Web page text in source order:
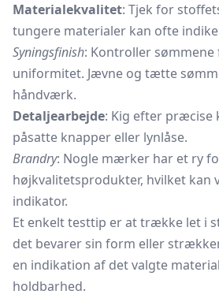
Materialekvalitet: Tjek for
tungere materialer kan ofte
Syningsfinish: Kontroller
uniformitet. Jævne og tætte
håndværk.
Detaljearbejde: Kig efter
påsatte knapper eller lynlåse.
Brandry: Nogle mærker har et ry
højkvalitetsprodukter, hvilket kan
indikator.
Et enkelt testtip er at trække let i
det bevarer sin form eller
en indikation af det valgte
holdbarhed.